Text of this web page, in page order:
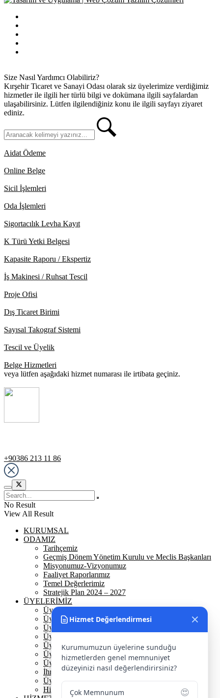
Size Nasıl Yardımcı Olabiliriz?
Kırşehir Ticaret ve Sanayi Odası olarak siz üyelerimize verdiğimiz
hizmetler ile ilgili her türlü bilgi ve dokümana ilgili sayfalardan
ulaşabilirsiniz. Lütfen ilgilendiğiniz konu ile ilgili sayfayı ziyaret
ediniz.
Aidat Ödeme
Online Belge
Sicil İşlemleri
Oda İşlemleri
Sigortacılık Levha Kayıt
K Türü Yetki Belgesi
Kapasite Raporu / Ekspertiz
İş Makinesi / Ruhsat Tescil
Proje Ofisi
Dış Ticaret Birimi
Sayısal Takograf Sistemi
Tescil ve Üyelik
Belge Hizmetleri
veya lütfen aşağıdaki hizmet numarası ile irtibata geçiniz.
+90386 213 11 86
Hizmet Değerlendirmesi
Kurumumuzun üyelerine sunduğu
hizmetlerden genel memnuniyet
düzeyinizi nasıl değerlendirirsiniz?
Çok Memnunum 😍
No Result
View All Result
KURUMSAL
ODAMIZ
Tarihçemiz
Geçmiş Dönem Yönetim Kurulu ve Meclis Başkanları
Misyonumuz-Vizyonumuz
Faaliyet Raporlarımız
Temel Değerlerimiz
Stratejik Plan 2024 – 2027
ÜYELERİMİZ
Üyelerimiz
Üyelik
Üyelik Ön Başvuru
Üyelik Avantajlarımız
Üye Danışmanına Sor
Üye Sorumluluklarımız
Üye Bilgi Güncelleme Formu
İhracat Danışmanına Sor
Üye Başarı Hikayeleri
Hizmet Standartları Tablosu